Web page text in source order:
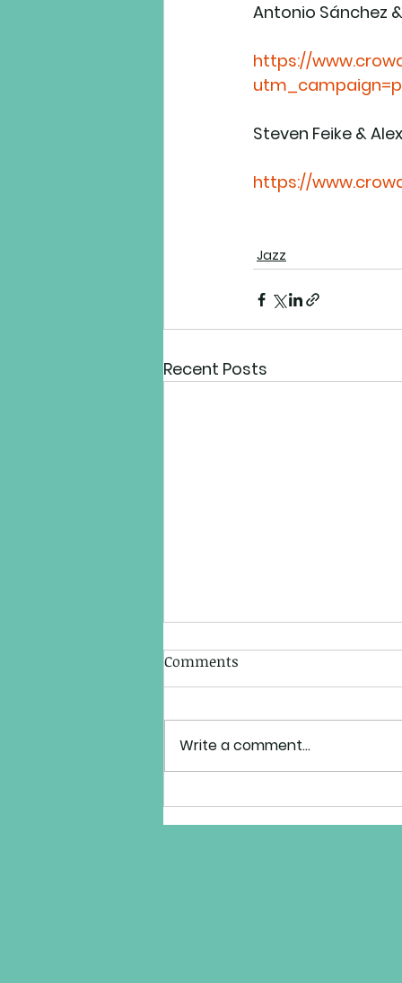
Antonio Sánchez
https://
Steven Feike &
https://
Jazz
Recent Posts
Brass Bands
Comments
Write a comment...